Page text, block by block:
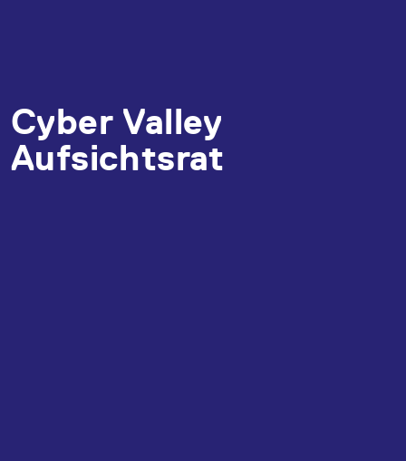
Cyber Valley
Aufsichtsrat